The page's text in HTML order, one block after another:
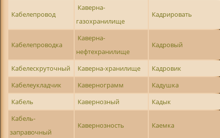
Кабелепровод
Каверна-
газохранилище
Кадрировать
Кабелепроводка
Каверна-
нефтехранилище
Кадровый
Кабелескруточный Каверна-хранилище
Кадровик
Кабелеукладчик
Кавернограмм
Кадушка
Кабель
Кавернозный
Кадык
Кабель-
заправочный
Кавернозность Каемка